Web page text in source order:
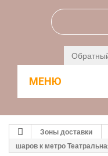
МЕНЮ
Зоны доставки
шаров к метро